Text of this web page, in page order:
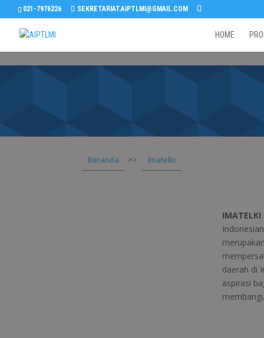
021-7976226 SEKRETARIAT.AIPTLMI@GMAIL.COM
HOME
Beranda >> Imatelki
IMATELKI
daerah di
aspirasi